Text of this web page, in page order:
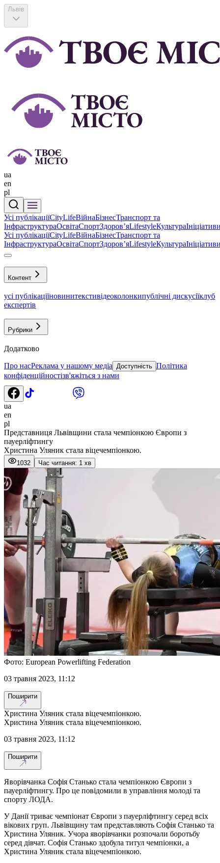
Львів
ua
en
pl
Усі публікаціїCityLifeВійнаБізнесТранспорт та
ІнфраструктураОсвітаСпортЗдоровʼяLifestyleКультура
Усі публікаціїCityLifeВійнаБізнесТранспорт та
ІнфраструктураОсвітаСпортЗдоровʼяLifestyleКультура
Контент
усі публікаціїновинитекстивідеоколонкипублічні дискусіїклуб
експертів
Рубрики
Додатково
Про насРеклама у нашому медіа Доступність Політика
конфіденційностізв'яжіться з нами
ua
en
pl
Представниця Львівщини стала чемпіонкою Європи з
пауерліфтингу
Христина Уляник стала віцечемпіонкою.
1032 Час читання: 1 хв
Фото: European Powerlifting Federation
03 травня 2023, 11:12
Поширити
Христина Уляник стала віцечемпіонкою.
Христина Уляник стала віцечемпіонкою.
03 травня 2023, 11:12
Поширити
Яворівчанка Софія Станько стала чемпіонкою Європи з
пауерліфтингу. Про це повідомили в управління молоді та
спорту ЛОДА.
У Данії триває чемпіонат Європи з пауерліфтингу серед всіх
вікових груп. Львівщину там представляють Софія Станько та
Христина Уляник. Учора яворівчанки розпочали боротьбу
серед дівчат. Софія Станько здобула титул чемпіонки, а
Христина Уляник стала віцечемпіонкою.